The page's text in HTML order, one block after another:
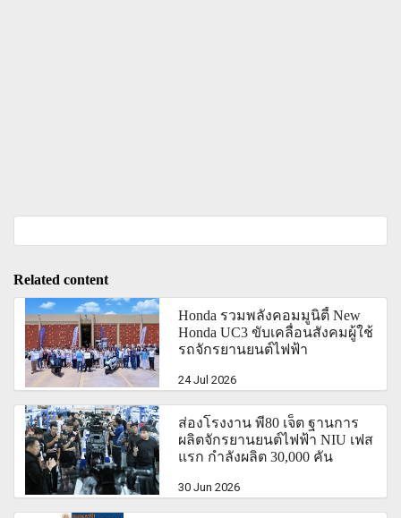
Related content
Honda รวมพลังคอมมูนิตี้ New
Honda UC3 ขับเคลื่อนสังคมผู้ใช้
รถจักรยานยนต์ไฟฟ้า
24 Jul 2026
ส่องโรงงาน พี80 เจ็ต ฐานการ
ผลิตจักรยานยนต์ไฟฟ้า NIU เฟส
แรก กำลังผลิต 30,000 คัน
30 Jun 2026